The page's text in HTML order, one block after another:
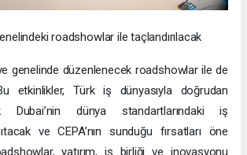
roadshowlar ile taçlandırılacak
genelinde düzenlenecek roadshowlar ile de
etkinlikler, Türk iş dünyasıyla doğrudan
Dubai’nin dünya standartlarındaki iş
ve CEPA’nın sunduğu fırsatları öne
yatırım, iş birliği ve inovasyonu